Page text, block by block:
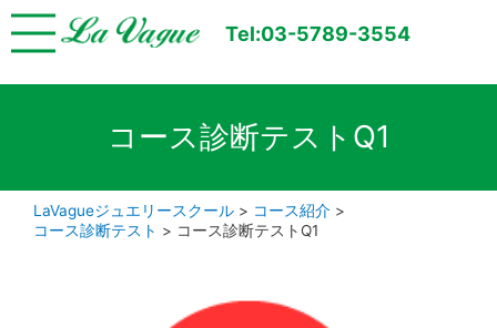
Tel:03-5789-3554
コース診断テストQ1
LaVagueジュエリースクール > コース紹介 >
コース診断テスト > コース診断テストQ1